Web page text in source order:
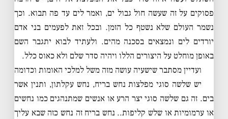
פסוקים על זה שעשה חול גבול ים, ואמר לים עד פה תבוא. וכך
נשמר העולם שלא נשטף כל הזמן. ובכל זאת לפעמים בני אדם
יורדים לים ונמצאים בסכנה מהים. ולעתיד לבוא יתגבר השם
באופן מוחלט על היצורים הללו ויהיה סדר שלם ולא כאוס כלל.
ועדיין מסתבר שישעיה עושה מזה משל למלכי האומות וכדומה
יש שלשה סוגי מפלצות נחש בריח, נחש עקלתון, ותנין אשר
בים. זה גם שלשה סוגי יצר הרע או אנשים שמתנהגים כמו נחשים
או ערמומיות או שלש קליפות.. נחש בריח זה נחש כזה שבא עליך